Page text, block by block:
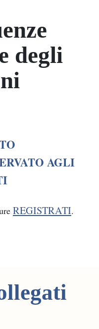
degli
AGLI
REGISTRATI.